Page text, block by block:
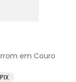
em Couro